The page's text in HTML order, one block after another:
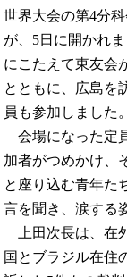
世界大会の第4分
が、5日に開かれ
にこたえて東友会
とともに、広島を
員も参加しました。
会場になった定
加者がつめかけ、
と座り込む青年た
言を聞き、涙する
上田次長は、在
国とブラジル在住